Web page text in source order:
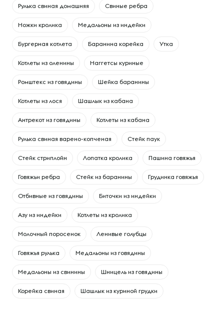
Рулька свиная домашняя Свиные ребра
Ножки кролика Медальоны из индейки
Бургерная котлета Баранина корейка Утка
Котлеты из оленины Наггетсы куриные
Ромштекс из говядины Шейка баранины
Котлеты из лося Шашлык из кабана
Антрекот из говядины Котлеты из кабана
Рулька свиная варено-копченая Стейк паук
Стейк стриплойн Лопатка кролика Пашина говяжья
Говяжьи ребра Cтейк из баранины Грудинка говяжья
Отбивные из говядины Биточки из индейки
Азу из индейки Котлеты из кролика
Молочный поросенок Ленивые голубцы
Говяжья рулька Медальоны из говядины
Медальоны из свинины Шницель из говядины
Корейка свиная Шашлык из куриной грудки